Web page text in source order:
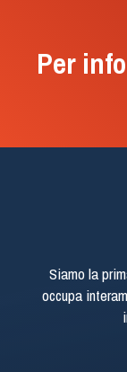
Per
Siamo la
occupa